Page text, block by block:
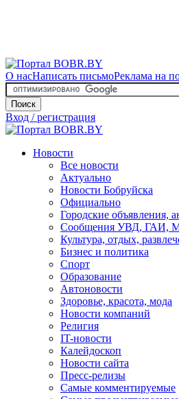
О насНаписать письмоРеклама на
Поиск
Вход / регистрация
Новости
Все новости
Актуально
Новости Бобруйска
Официально
Городские объявления,
Сообщения УВД, ГАИ,
Культура, отдых,
Бизнес и политика
Спорт
Образование
Автоновости
Здоровье, красота, мода
Новости компаний
Религия
IT-новости
Калейдоскоп
Новости сайта
Пресс-релизы
Самые комментируемые